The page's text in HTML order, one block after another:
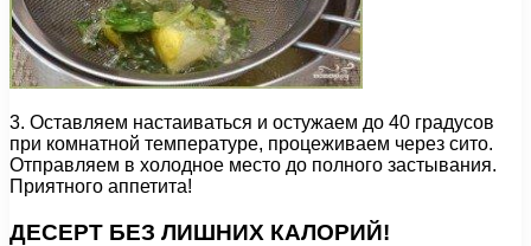
3. Оставляем настаиваться и остужаем до 40 градусов
при комнатной температуре, процеживаем через сито.
Отправляем в холодное место до полного застывания.
Приятного аппетита!
ДЕСЕРТ БЕЗ ЛИШНИХ КАЛОРИЙ!